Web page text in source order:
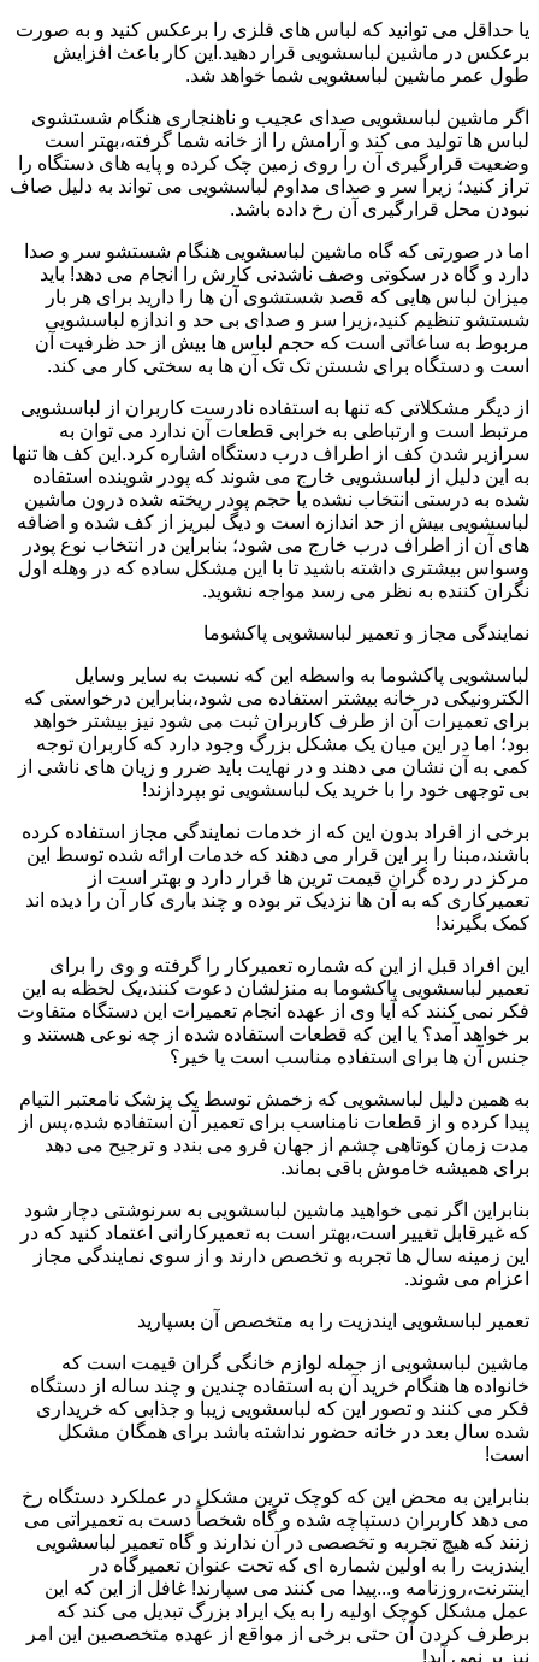
یا حداقل می توانید که لباس های فلزی را برعکس کنید و به صورت
برعکس در ماشین لباسشویی قرار دهید.این کار باعث افزایش
طول عمر ماشین لباسشویی شما خواهد شد.
اگر ماشین لباسشویی صدای عجیب و ناهنجاری هنگام شستشوی
لباس ها تولید می کند و آرامش را از خانه شما گرفته،بهتر است
وضعیت قرارگیری آن را روی زمین چک کرده و پایه های دستگاه را
تراز کنید؛ زیرا سر و صدای مداوم لباسشویی می تواند به دلیل صاف
نبودن محل قرارگیری آن رخ داده باشد.
اما در صورتی که گاه ماشین لباسشویی هنگام شستشو سر و صدا
دارد و گاه در سکوتی وصف ناشدنی کارش را انجام می دهد! باید
میزان لباس هایی که قصد شستشوی آن ها را دارید برای هر بار
شستشو تنظیم کنید،زیرا سر و صدای بی حد و اندازه لباسشویی
مربوط به ساعاتی است که حجم لباس ها بیش از حد ظرفیت آن
است و دستگاه برای شستن تک تک آن ها به سختی کار می کند.
از دیگر مشکلاتی که تنها به استفاده نادرست کاربران از لباسشویی
مرتبط است و ارتباطی به خرابی قطعات آن ندارد می توان به
سرازیر شدن کف از اطراف درب دستگاه اشاره کرد.این کف ها تنها
به این دلیل از لباسشویی خارج می شوند که پودر شوینده استفاده
شده به درستی انتخاب نشده یا حجم پودر ریخته شده درون ماشین
لباسشویی بیش از حد اندازه است و دیگ لبریز از کف شده و اضافه
های آن از اطراف درب خارج می شود؛ بنابراین در انتخاب نوع پودر
وسواس بیشتری داشته باشید تا با این مشکل ساده که در وهله اول
نگران کننده به نظر می رسد مواجه نشوید.
نمایندگی مجاز و تعمیر لباسشویی پاکشوما
لباسشویی پاکشوما به واسطه این که نسبت به سایر وسایل
الکترونیکی در خانه بیشتر استفاده می شود،بنابراین درخواستی که
برای تعمیرات آن از طرف کاربران ثبت می شود نیز بیشتر خواهد
بود؛ اما در این میان یک مشکل بزرگ وجود دارد که کاربران توجه
کمی به آن نشان می دهند و در نهایت باید ضرر و زیان های ناشی از
بی توجهی خود را با خرید یک لباسشویی نو بپردازند!
برخی از افراد بدون این که از خدمات نمایندگی مجاز استفاده کرده
باشند،مبنا را بر این قرار می دهند که خدمات ارائه شده توسط این
مرکز در رده گران قیمت ترین ها قرار دارد و بهتر است از
تعمیرکاری که به آن ها نزدیک تر بوده و چند باری کار آن را دیده اند
کمک بگیرند!
این افراد قبل از این که شماره تعمیرکار را گرفته و وی را برای
تعمیر لباسشویی پاکشوما به منزلشان دعوت کنند،یک لحظه به این
فکر نمی کنند که آیا وی از عهده انجام تعمیرات این دستگاه متفاوت
بر خواهد آمد؟ یا این که قطعات استفاده شده از چه نوعی هستند و
جنس آن ها برای استفاده مناسب است یا خیر؟
به همین دلیل لباسشویی که زخمش توسط یک پزشک نامعتبر التیام
پیدا کرده و از قطعات نامناسب برای تعمیر آن استفاده شده،پس از
مدت زمان کوتاهی چشم از جهان فرو می بندد و ترجیح می دهد
برای همیشه خاموش باقی بماند.
بنابراین اگر نمی خواهید ماشین لباسشویی به سرنوشتی دچار شود
که غیرقابل تغییر است،بهتر است به تعمیرکارانی اعتماد کنید که در
این زمینه سال ها تجربه و تخصص دارند و از سوی نمایندگی مجاز
اعزام می شوند.
تعمیر لباسشویی ایندزیت را به متخصص آن بسپارید
ماشین لباسشویی از جمله لوازم خانگی گران قیمت است که
خانواده ها هنگام خرید آن به استفاده چندین و چند ساله از دستگاه
فکر می کنند و تصور این که لباسشویی زیبا و جذابی که خریداری
شده سال بعد در خانه حضور نداشته باشد برای همگان مشکل
است!
بنابراین به محض این که کوچک ترین مشکل در عملکرد دستگاه رخ
می دهد کاربران دستپاچه شده و گاه شخصاً دست به تعمیراتی می
زنند که هیچ تجربه و تخصصی در آن ندارند و گاه تعمیر لباسشویی
ایندزیت را به اولین شماره ای که تحت عنوان تعمیرگاه در
اینترنت،روزنامه و...پیدا می کنند می سپارند! غافل از این که این
عمل مشکل کوچک اولیه را به یک ایراد بزرگ تبدیل می کند که
برطرف کردن آن حتی برخی از مواقع از عهده متخصصین این امر
نیز بر نمی آید!